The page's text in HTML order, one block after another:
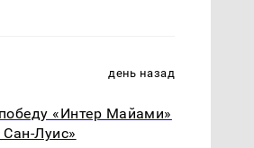
день назад
«Интер Майами»
Луис»